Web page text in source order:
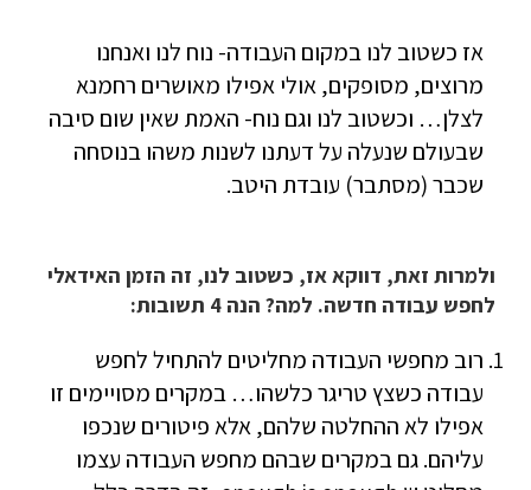
אז כשטוב לנו במקום העבודה- נוח לנו ואנחנו
מרוצים, מסופקים, אולי אפילו מאושרים רחמנא
לצלן… וכשטוב לנו וגם נוח- האמת שאין שום סיבה
שבעולם שנעלה על דעתנו לשנות משהו בנוסחה
שכבר (מסתבר) עובדת היטב.
ולמרות זאת, דווקא אז, כשטוב לנו, זה הזמן האידאלי
לחפש עבודה חדשה. למה? הנה 4 תשובות:
רוב מחפשי העבודה מחליטים להתחיל לחפש
עבודה כשצץ טריגר כלשהו… במקרים מסויימים זו
אפילו לא ההחלטה שלהם, אלא פיטורים שנכפו
עליהם. גם במקרים שבהם מחפש העבודה עצמו